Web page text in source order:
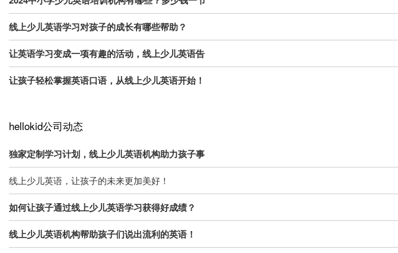
线上少儿英语学习对孩子的成长有哪些帮助？
让英语学习变成一项有趣的活动，线上少儿英语告
让孩子轻松掌握英语口语，从线上少儿英语开始！
hellokid公司动态
独家定制学习计划，线上少儿英语机构助力孩子事
线上少儿英语，让孩子的未来更加美好！
如何让孩子通过线上少儿英语学习获得好成绩？
线上少儿英语机构帮助孩子们说出流利的英语！